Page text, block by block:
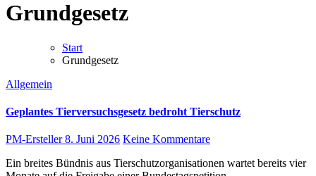
Grundgesetz
Start
Grundgesetz
Allgemein
Geplantes Tierversuchsgesetz bedroht Tierschutz
PM-Ersteller8. Juni 2026 Keine Kommentare
Ein breites Bündnis aus Tierschutzorganisationen wartet bereits vier